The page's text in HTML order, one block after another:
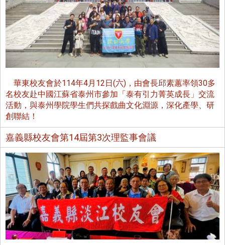
華東校友會於114年4月12日(六)，由會長邱素蕙率領30多
名校友赴中國江蘇省泰州市參加「泰有引力菁英成長」交流
活動，與泰州學院學生們共探戲曲文化淵源，深化產學、研
創聯結！
嘉義縣校友會第14屆第3次理監事會議